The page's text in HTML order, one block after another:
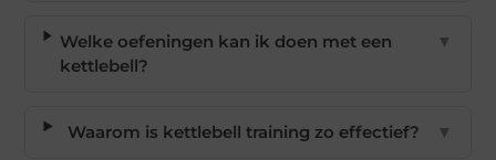
Welke oefeningen kan ik doen met een
kettlebell?
▼
Waarom is kettlebell training zo effectief? ▼